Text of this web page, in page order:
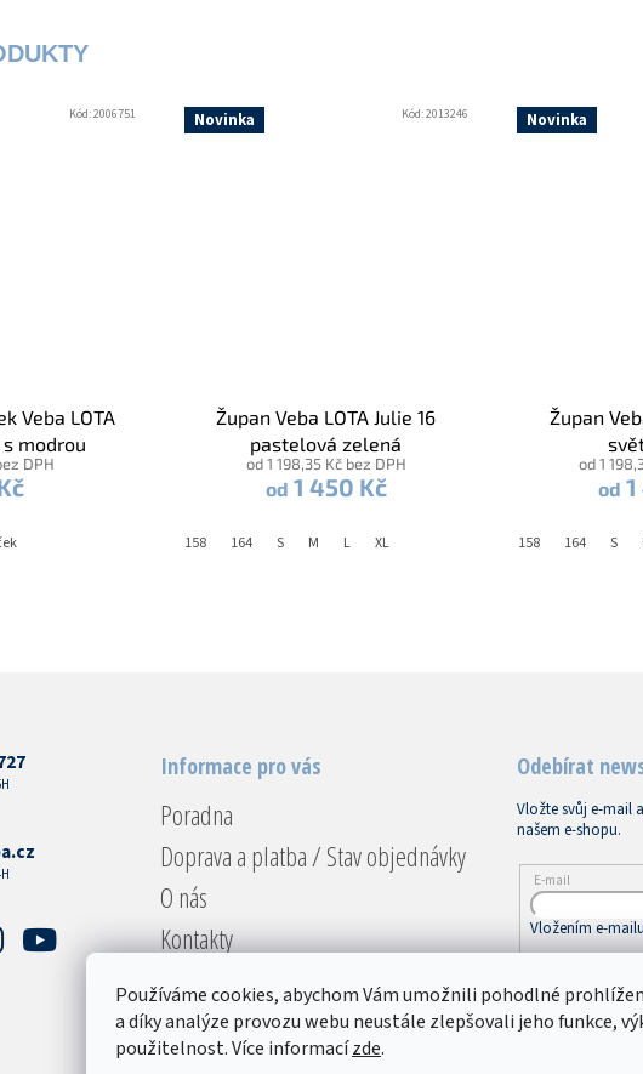
Používáme cookies, abychom Vám umožnili pohodlné
a díky analýze provozu webu neustále zlepšovali jeho funkce,
použitelnost. Více informacízde.
Veba LOTA
modrou
DPH
Kód:2006751 Novinka
Župan Veba LOTA Julie 16
pastelová zelená
od 1 198,35 Kč bez DPH
od 1 450 Kč
158 164 S M L XL
Kód:2013246 Novinka
Župan
od 1
od
158 164 S
Informace pro vás
Poradna
Doprava a platba / Stav objednávky
O nás
Kontakty
Reklamace a vrácení
Obchodní podmínky
Podmínky ochrany osobních údajů
Odebírat
Vložte svůj e-mail
našem e-shopu.
E-mail
Vložením e-
PŘIHLÁSIT SE